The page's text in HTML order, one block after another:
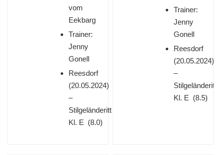
vom
Eekbarg
Trainer:
Jenny
Gonell
Reesdorf
(20.05.2024)
–
Stilgeländeritt
Kl. E (8.0)
Trainer:
Jenny
Gonell
Reesdorf
(20.05.2024)
–
Stilgeländeritt
Kl. E (8.5)